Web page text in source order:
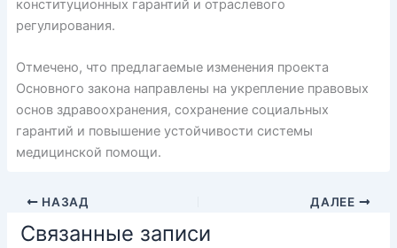
конституционных гарантий и отраслевого
регулирования.
Отмечено, что предлагаемые изменения проекта
Основного закона направлены на укрепление правовых
основ здравоохранения, сохранение социальных
гарантий и повышение устойчивости системы
медицинской помощи.
НАЗАД ДАЛЕЕ
Связанные записи